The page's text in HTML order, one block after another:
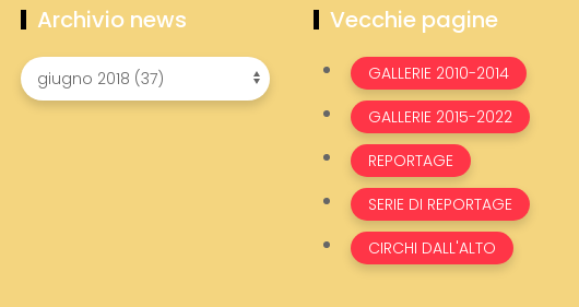
Archivio news Vecchie pagine
GALLERIE 2010-2014
GALLERIE 2015-2022
REPORTAGE
SERIE DI REPORTAGE
CIRCHI DALL'ALTO